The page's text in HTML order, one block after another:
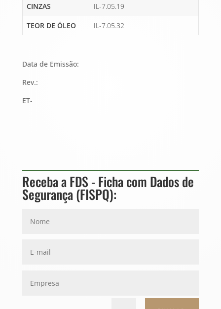
CINZAS IL-7.05.19
TEOR DE ÓLEO IL-7.05.32
Data de Emissão:
Rev.:
ET-
Receba a FDS - Ficha com Dados de
Segurança (FISPQ):